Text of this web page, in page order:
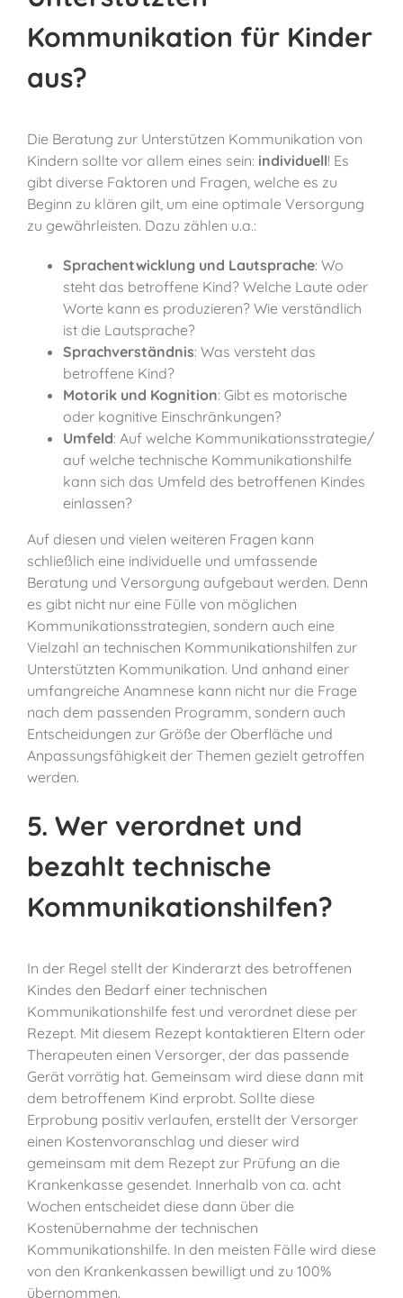
Kommunikation für Kinder
aus?
Die Beratung zur Unterstützen Kommunikation von
Kindern sollte vor allem eines sein: individuell! Es
gibt diverse Faktoren und Fragen, welche es zu
Beginn zu klären gilt, um eine optimale Versorgung
zu gewährleisten. Dazu zählen u.a.:
Sprachentwicklung und Lautsprache: Wo
steht das betroffene Kind? Welche Laute oder
Worte kann es produzieren? Wie verständlich
ist die Lautsprache?
Sprachverständnis: Was versteht das
betroffene Kind?
Motorik und Kognition: Gibt es motorische
oder kognitive Einschränkungen?
Umfeld: Auf welche Kommunikationsstrategie/
auf welche technische Kommunikationshilfe
kann sich das Umfeld des betroffenen Kindes
einlassen?
Auf diesen und vielen weiteren Fragen kann
schließlich eine individuelle und umfassende
Beratung und Versorgung aufgebaut werden. Denn
es gibt nicht nur eine Fülle von möglichen
Kommunikationsstrategien, sondern auch eine
Vielzahl an technischen Kommunikationshilfen zur
Unterstützten Kommunikation. Und anhand einer
umfangreiche Anamnese kann nicht nur die Frage
nach dem passenden Programm, sondern auch
Entscheidungen zur Größe der Oberfläche und
Anpassungsfähigkeit der Themen gezielt getroffen
werden.
5. Wer verordnet und
bezahlt technische
Kommunikationshilfen?
In der Regel stellt der Kinderarzt des betroffenen
Kindes den Bedarf einer technischen
Kommunikationshilfe fest und verordnet diese per
Rezept. Mit diesem Rezept kontaktieren Eltern oder
Therapeuten einen Versorger, der das passende
Gerät vorrätig hat. Gemeinsam wird diese dann mit
dem betroffenem Kind erprobt. Sollte diese
Erprobung positiv verlaufen, erstellt der Versorger
einen Kostenvoranschlag und dieser wird
gemeinsam mit dem Rezept zur Prüfung an die
Krankenkasse gesendet. Innerhalb von ca. acht
Wochen entscheidet diese dann über die
Kostenübernahme der technischen
Kommunikationshilfe. In den meisten Fälle wird diese
von den Krankenkassen bewilligt und zu 100%
übernommen.